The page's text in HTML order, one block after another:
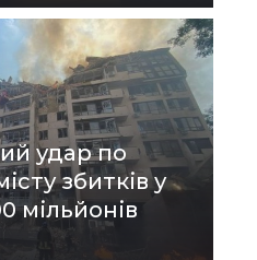
удар по
збитків у
мільйонів